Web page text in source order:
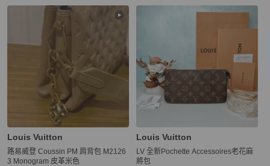
Louis Vuitton
路易威登 Coussin PM 肩背包 M2126
3 Monogram 皮革米色
Louis Vuitton
LV 全新Pochette Accessoires老花麻
將包